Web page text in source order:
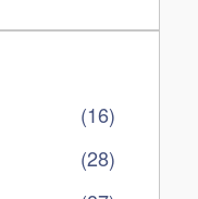
(16)
(28)